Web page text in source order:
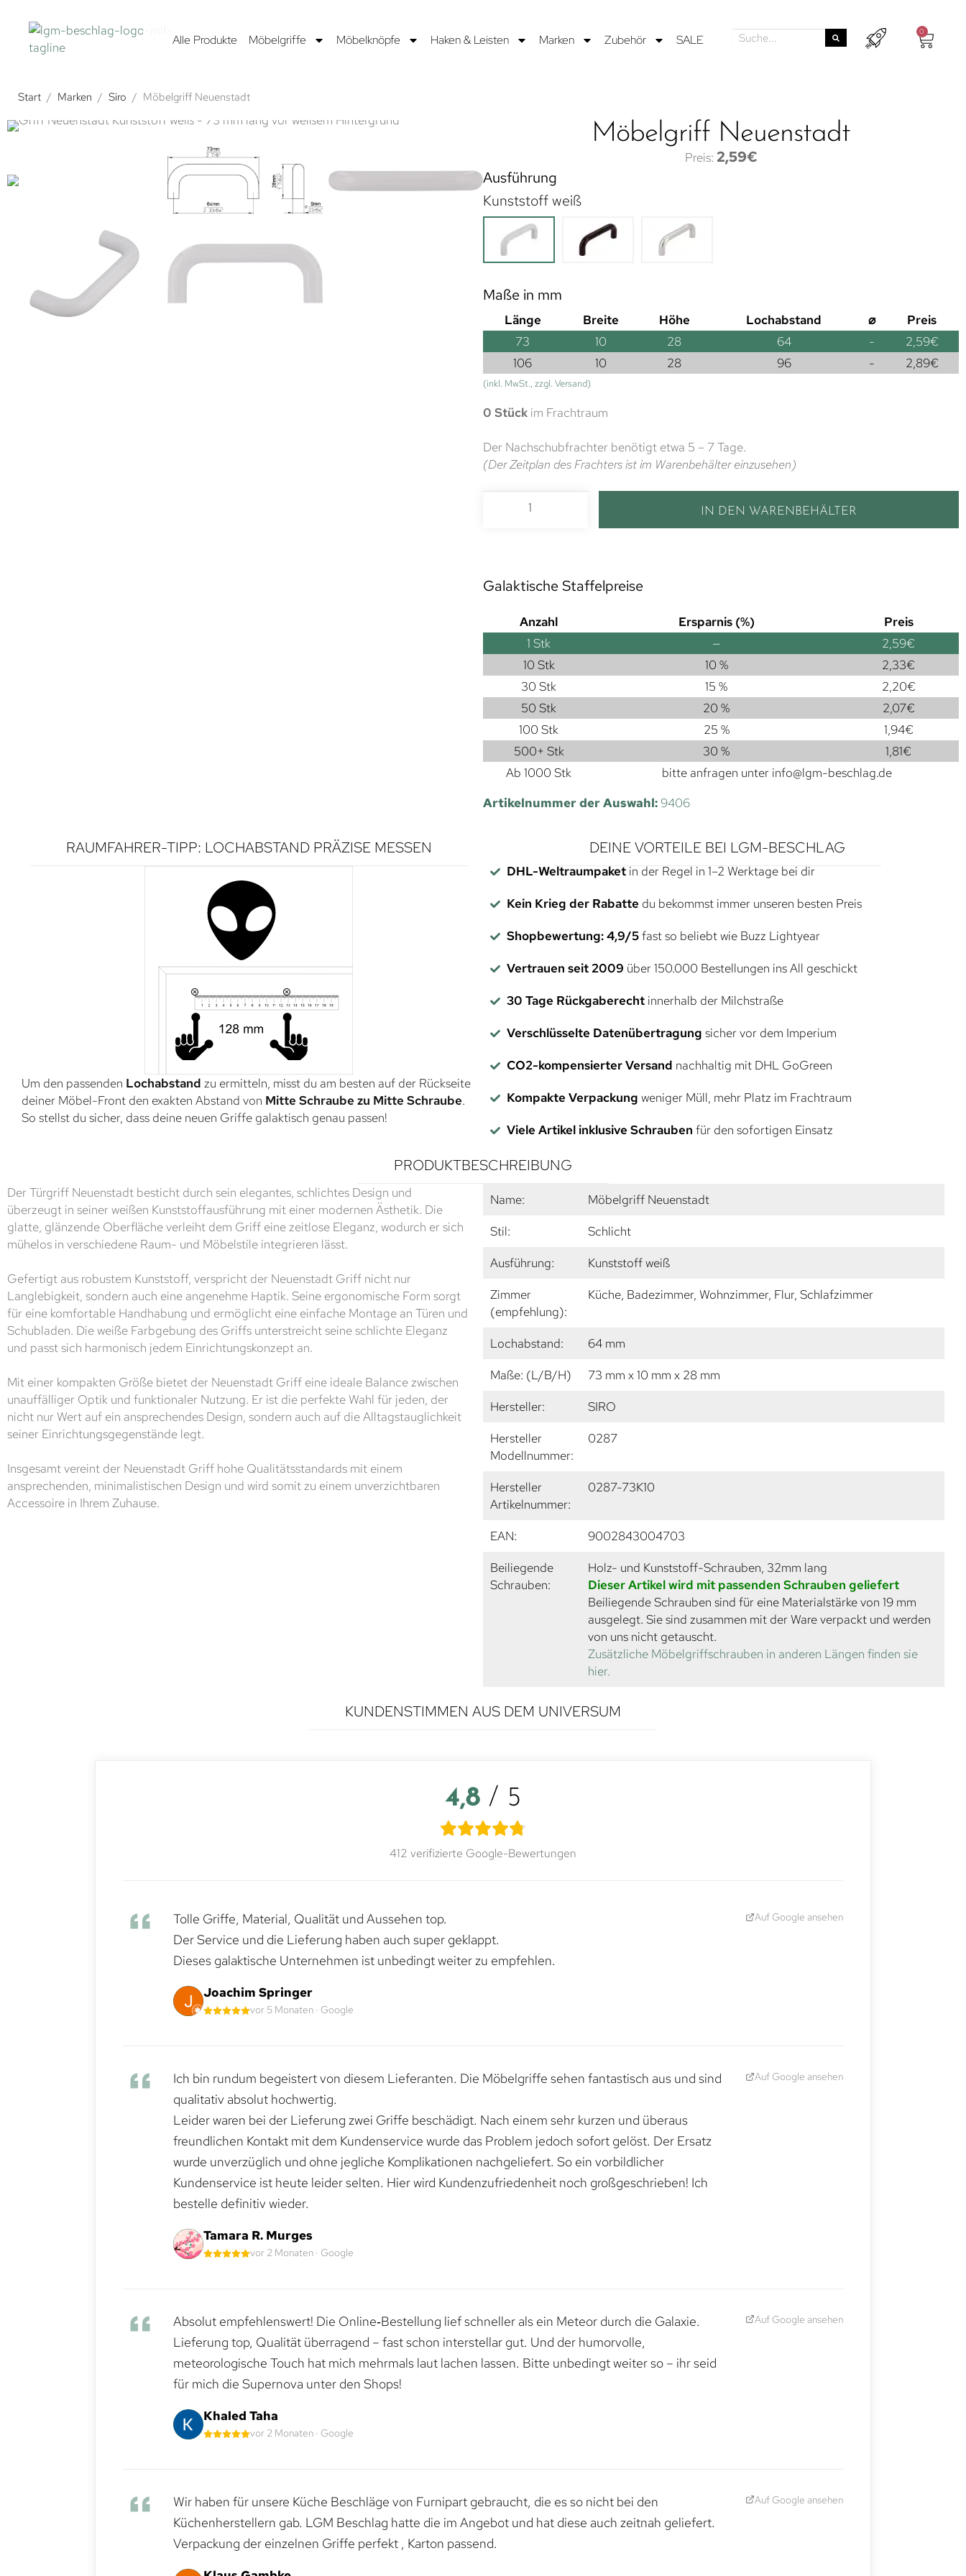
Alle Produkte Möbelgriffe Möbelknöpfe Haken & Leisten Marken Zubehör SALE
0
Start / Marken / Siro / Möbelgriff Neuenstadt
Möbelgriff Neuenstadt
2,59€
Ausführung
Kunststoff weiß
Maße in mm
Länge Breite Höhe Lochabstand ⌀
Preis
73
10 28 64 - 2,59€
106
10 28 96 - 2,89€
(inkl. MwSt., zzgl. Versand)
0 Stück im Frachtraum
Der Nachschubfrachter benötigt etwa 5 – 7 Tage.
(Der Zeitplan des Frachters ist im Warenbehälter einzusehen)
IN DEN WARENBEHÄLTER
Galaktische Staffelpreise
Anzahl Ersparnis (%)
Preis
1 Stk — 2,59€
10 Stk
10 % 2,33€
30 Stk
15 % 2,20€
50 Stk
20 % 2,07€
100 Stk
25 % 1,94€
500+ Stk
30 % 1,81€
Ab 1000 Stk
bitte anfragen unter info@lgm-beschlag.de
Artikelnummer der Auswahl: 9406
RAUMFAHRER-TIPP: LOCHABSTAND PRÄZISE MESSEN
Um den passenden Lochabstand zu ermitteln, misst du am besten auf der Rückseite
deiner Möbel-Front den exakten Abstand von Mitte Schraube zu Mitte Schraube.
So stellst du sicher, dass deine neuen Griffe galaktisch genau passen!
DEINE VORTEILE BEI LGM-BESCHLAG
DHL-Weltraumpaketin der Regel in 1–2 Werktage bei dir
Kein Krieg der Rabatte du bekommst immer unseren besten Preis
Shopbewertung: 4,9/5fast so beliebt wie Buzz Lightyear
Vertrauen seit 2009 über 150.000 Bestellungen ins All geschickt
30 Tage Rückgaberechtinnerhalb der Milchstraße
Verschlüsselte Datenübertragung sicher vor dem Imperium
CO2-kompensierter Versand nachhaltig mit DHL GoGreen
Kompakte Verpackung weniger Müll, mehr Platz im Frachtraum
Viele Artikel inklusive Schrauben für den sofortigen Einsatz
PRODUKTBESCHREIBUNG
Der Türgriff Neuenstadt besticht durch sein elegantes, schlichtes Design und
überzeugt in seiner weißen Kunststoffausführung mit einer modernen Ästhetik. Die
glatte, glänzende Oberfläche verleiht dem Griff eine zeitlose Eleganz, wodurch er sich
mühelos in verschiedene Raum- und Möbelstile integrieren lässt.
Gefertigt aus robustem Kunststoff, verspricht der Neuenstadt Griff nicht nur
Langlebigkeit, sondern auch eine angenehme Haptik. Seine ergonomische Form sorgt
für eine komfortable Handhabung und ermöglicht eine einfache Montage an Türen und
Schubladen. Die weiße Farbgebung des Griffs unterstreicht seine schlichte Eleganz
und passt sich harmonisch jedem Einrichtungskonzept an.
Mit einer kompakten Größe bietet der Neuenstadt Griff eine ideale Balance zwischen
unauffälliger Optik und funktionaler Nutzung. Er ist die perfekte Wahl für jeden, der
nicht nur Wert auf ein ansprechendes Design, sondern auch auf die Alltagstauglichkeit
seiner Einrichtungsgegenstände legt.
Insgesamt vereint der Neuenstadt Griff hohe Qualitätsstandards mit einem
ansprechenden, minimalistischen Design und wird somit zu einem unverzichtbaren
Accessoire in Ihrem Zuhause.
Name:
Möbelgriff Neuenstadt
Stil:
Schlicht
Ausführung:
Kunststoff weiß
Zimmer
(empfehlung):
Küche, Badezimmer, Wohnzimmer, Flur, Schlafzimmer
Lochabstand:
64 mm
Maße: (L/B/H)
73 mm x 10 mm x 28 mm
Hersteller:
SIRO
Hersteller
Modellnummer:
0287
Hersteller
Artikelnummer:
0287-73K10
EAN:
9002843004703
Beiliegende
Schrauben:
Holz- und Kunststoff-Schrauben, 32mm lang
Dieser Artikel wird mit passenden Schrauben geliefert
Beiliegende Schrauben sind für eine Materialstärke von 19 mm
ausgelegt. Sie sind zusammen mit der Ware verpackt und werden
von uns nicht getauscht.
Zusätzliche Möbelgriffschrauben in anderen Längen finden sie
hier.
KUNDENSTIMMEN AUS DEM UNIVERSUM
4,8 / 5
412 verifizierte Google-Bewertungen
Tolle Griffe, Material, Qualität und Aussehen top.
Der Service und die Lieferung haben auch super geklappt.
Dieses galaktische Unternehmen ist unbedingt weiter zu empfehlen.
Joachim Springer
vor 5 Monaten · Google
Auf Google ansehen
Ich bin rundum begeistert von diesem Lieferanten. Die Möbelgriffe sehen fantastisch aus und sind
qualitativ absolut hochwertig.
Leider waren bei der Lieferung zwei Griffe beschädigt. Nach einem sehr kurzen und überaus
freundlichen Kontakt mit dem Kundenservice wurde das Problem jedoch sofort gelöst. Der Ersatz
wurde unverzüglich und ohne jegliche Komplikationen nachgeliefert. So ein vorbildlicher
Kundenservice ist heute leider selten. Hier wird Kundenzufriedenheit noch großgeschrieben! Ich
bestelle definitiv wieder.
Tamara R. Murges
vor 2 Monaten · Google
Auf Google ansehen
Absolut empfehlenswert! Die Online‑Bestellung lief schneller als ein Meteor durch die Galaxie.
Lieferung top, Qualität überragend – fast schon interstellar gut. Und der humorvolle,
meteorologische Touch hat mich mehrmals laut lachen lassen. Bitte unbedingt weiter so – ihr seid
für mich die Supernova unter den Shops!
Khaled Taha
vor 2 Monaten · Google
Auf Google ansehen
Wir haben für unsere Küche Beschläge von Furnipart gebraucht, die es so nicht bei den
Küchenherstellern gab. LGM Beschlag hatte die im Angebot und hat diese auch zeitnah geliefert.
Verpackung der einzelnen Griffe perfekt , Karton passend.
Auf Google ansehen